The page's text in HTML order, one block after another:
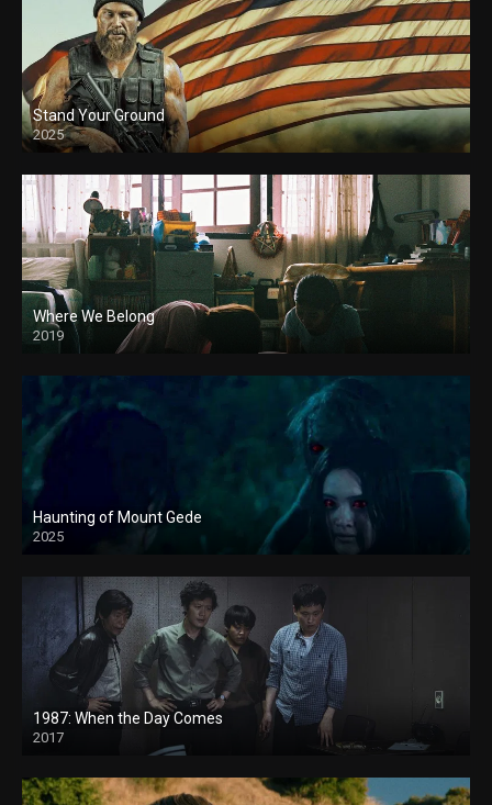
Stand Your Ground
2025
Where We Belong
2019
Haunting of Mount Gede
2025
1987: When the Day Comes
2017